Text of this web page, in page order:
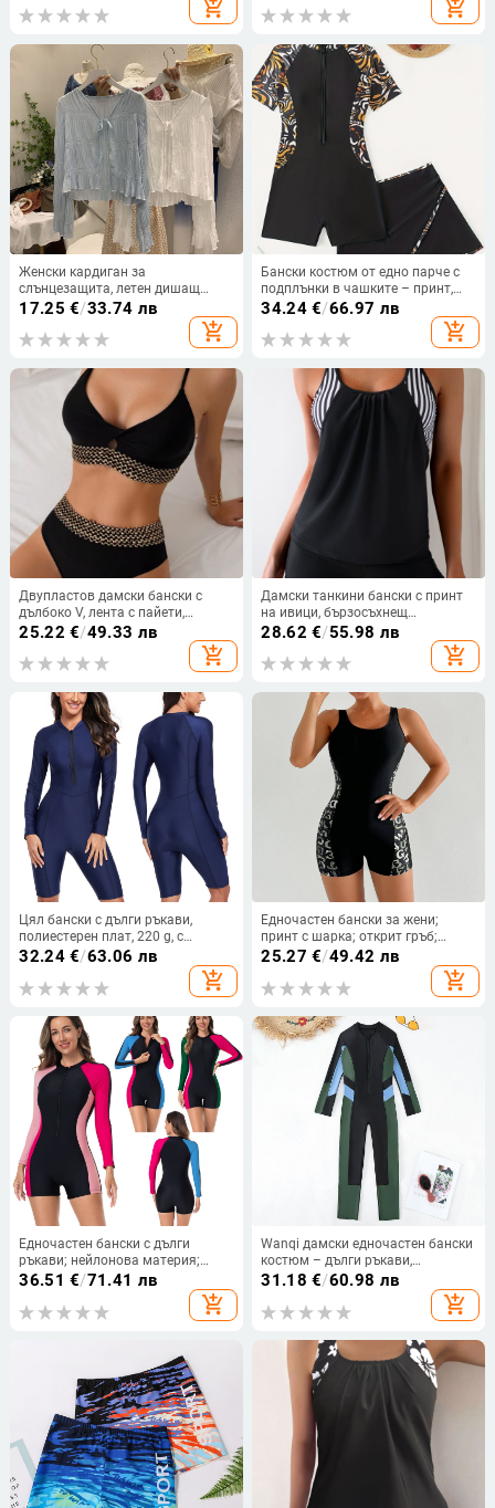
спортове
add_shopping_cart add_shopping_cart
Женски кардиган за
слънцезащита, летен дишащ
тънък жакет, къс топ, нишов
17.25 €/33.74 лв
add_shopping_cart
Бански костюм от едно парче с
подплънки в чашките – принт,
полиестер със спандекс подплата
34.24€/66.97 лв
add_shopping_cart
Двупластов дамски бански с
дълбоко V, лента с пайети,
подплатени чашки, полиестерна
25.22 €/49.33 лв
add_shopping_cart
Дамски танкини бански с принт
на ивици, бързосъхнещ
полиестер, подплатен бюст,
подплата полиестер 95%, тегло
на тъканта 300 г/м², без ръкави
28.62 €/55.98 лв
add_shopping_cart
Цял бански с дълги ръкави,
полиестерен плат, 220 g, с
подплънки за бюста, подходящ
за плуване и водни спортове
32.24€/63.06 лв
add_shopping_cart
Едночастен бански за жени;
принт с шарка; открит гръб;
висока еластичност; подплънки
25.27 €/49.42 лв
add_shopping_cart
Едночастен бански с дълги
ръкави; нейлонова материя;
основна материя 82% нейлон,
подплата за бюст;
36.51 €/71.41 лв
add_shopping_cart
Wanqi дамски едночастен бански
костюм – дълги ръкави,
бързосъхнещ, слънцезащитен,
82% полиестер / 18% еластан
31.18 €/60.98 лв
add_shopping_cart